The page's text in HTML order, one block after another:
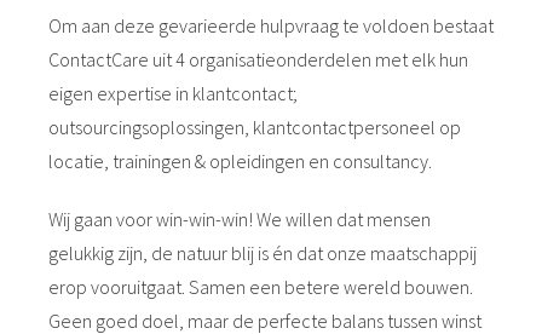
Om aan deze gevarieerde hulpvraag te voldoen bestaat
ContactCare uit 4 organisatieonderdelen met elk hun
eigen expertise in klantcontact;
outsourcingsoplossingen, klantcontactpersoneel op
locatie, trainingen & opleidingen en consultancy.
Wij gaan voor win-win-win! We willen dat mensen
gelukkig zijn, de natuur blij is én dat onze maatschappij
erop vooruitgaat. Samen een betere wereld bouwen.
Geen goed doel, maar de perfecte balans tussen winst